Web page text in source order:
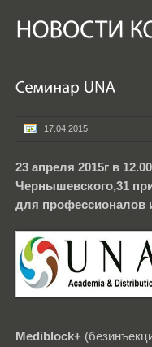
17.04.2015
23 апреля 2015г в
Чернышевского,31
для профессионалов
Mediblock+